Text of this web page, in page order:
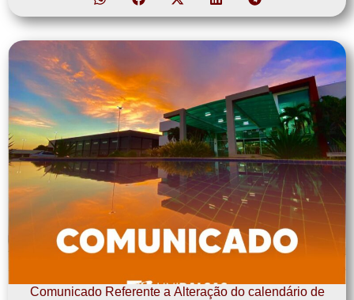
Comunicado Referente a Alteração do calendário de